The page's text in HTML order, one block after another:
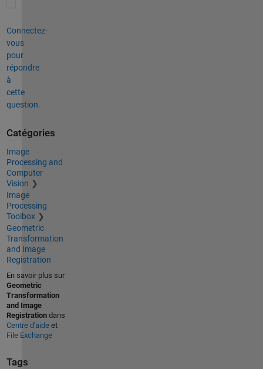
Connectez-
vous
pour
répondre
à
cette
question.
Catégories
Image
Processing and
Computer
Vision
Image
Processing
Toolbox
Geometric
Transformation
and Image
Registration
En savoir plus sur
Geometric
Transformation
and Image
Registrationdans
Centre d'aideet
File Exchange
Tags